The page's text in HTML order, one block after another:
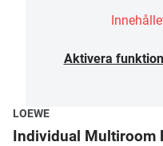
Aktivera
LOEWE
Individual Multiroom